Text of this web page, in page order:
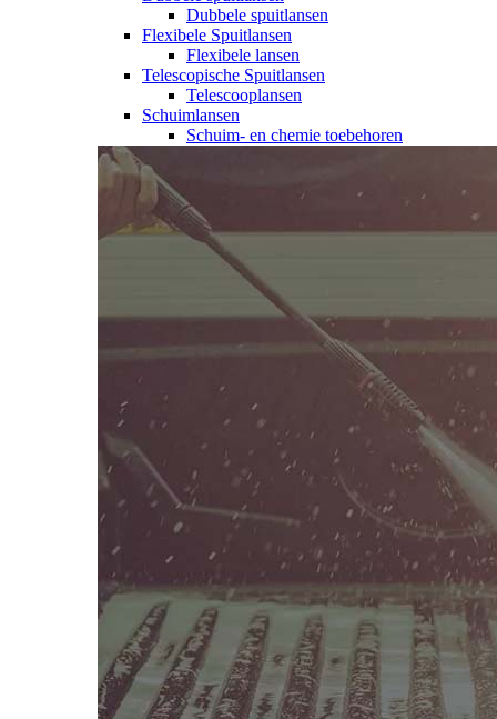
Dubbele spuitlansen
Flexibele Spuitlansen
Flexibele lansen
Telescopische Spuitlansen
Telescooplansen
Schuimlansen
Schuim- en chemie toebehoren